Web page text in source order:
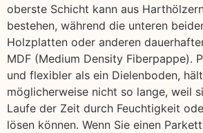
oberste Schicht kann aus
bestehen, während die unteren
Holzplatten oder anderen
MDF (Medium Density Fiberpappe).
und flexibler als ein Dielenboden,
möglicherweise nicht so lange, weil
Laufe der Zeit durch Feuchtigkeit
lösen können. Wenn Sie einen